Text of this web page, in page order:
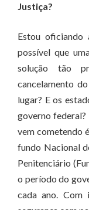
Justiça?
Estou oficiando
possível que
solução tão
cancelamento
lugar? E os
governo federal?
vem cometendo
fundo Nacional
Penitenciário
o período do
cada ano. Com